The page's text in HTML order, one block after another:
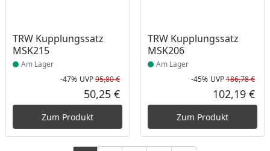
TRW Kupplungssatz
MSK215
Produkt am Lager
Am Lager
Rabatt in Prozent
-47%
Ursprünglicher Preis
UVP95,80 €
Aktueller Preis
50,25 €
Zum Produkt
TRW Kupplungssatz
MSK206
Produkt am Lager
Am Lager
-45% UVP186,78 €
102,19 €
Zum Produkt